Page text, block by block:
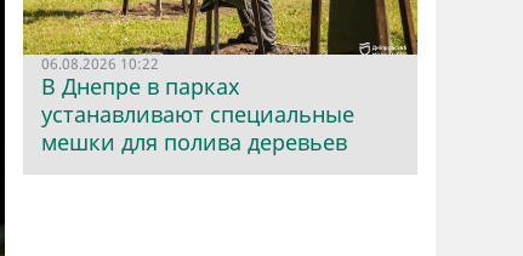
06.08.2026 10:22
В Днепре в парках
устанавливают специальные
мешки для полива деревьев